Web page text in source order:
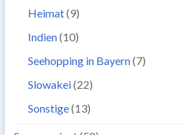
Heimat(9)
Indien(10)
Seehopping in Bayern(7)
Slowakei(22)
Sonstige(13)